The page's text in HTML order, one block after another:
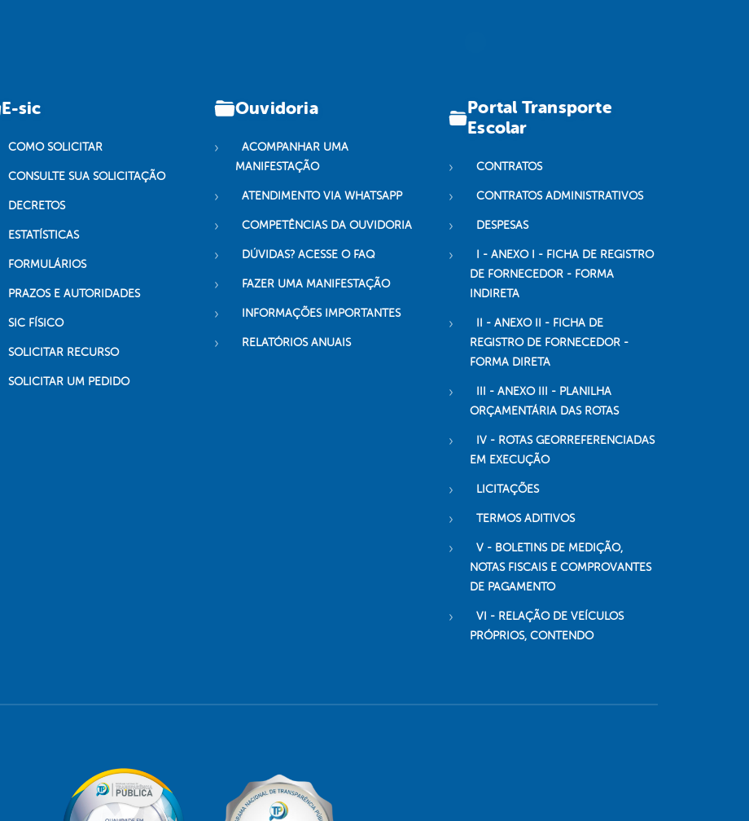
E-sic
COMO SOLICITAR
CONSULTE SUA SOLICITAÇÃO
DECRETOS
ESTATÍSTICAS
FORMULÁRIOS
PRAZOS E AUTORIDADES
SIC FÍSICO
SOLICITAR RECURSO
SOLICITAR UM PEDIDO
Ouvidoria
ACOMPANHAR UMA
MANIFESTAÇÃO
ATENDIMENTO VIA WHATSAPP
COMPETÊNCIAS DA OUVIDORIA
DÚVIDAS? ACESSE O FAQ
FAZER UMA MANIFESTAÇÃO
INFORMAÇÕES IMPORTANTES
RELATÓRIOS ANUAIS
Portal Transporte
Escolar
CONTRATOS
CONTRATOS ADMINISTRATIVOS
DESPESAS
I - ANEXO I - FICHA DE REGISTRO
DE FORNECEDOR - FORMA
INDIRETA
II - ANEXO II - FICHA DE
REGISTRO DE FORNECEDOR -
FORMA DIRETA
III - ANEXO III - PLANILHA
ORÇAMENTÁRIA DAS ROTAS
IV - ROTAS GEORREFERENCIADAS
EM EXECUÇÃO
LICITAÇÕES
TERMOS ADITIVOS
V - BOLETINS DE MEDIÇÃO,
NOTAS FISCAIS E COMPROVANTES
DE PAGAMENTO
VI - RELAÇÃO DE VEÍCULOS
PRÓPRIOS, CONTENDO